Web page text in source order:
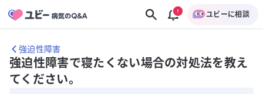
ユビーに相談
強迫性障害
強迫性障害で寝たくない場合の対処法を教え
てください。